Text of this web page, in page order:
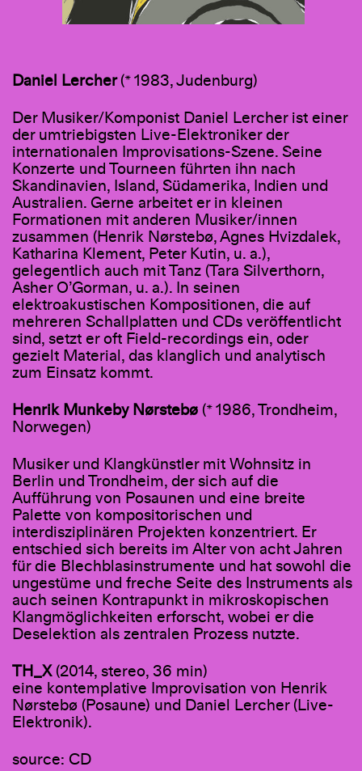
Daniel Lercher(* 1983, Judenburg)
Der Musiker/Komponist Daniel Lercher ist einer
der umtriebigsten Live-Elektroniker der
internationalen Improvisations-Szene. Seine
Konzerte und Tourneen führten ihn nach
Skandinavien, Island, Südamerika, Indien und
Australien. Gerne arbeitet er in kleinen
Formationen mit anderen Musiker/innen
zusammen (Henrik Nørstebø, Agnes Hvizdalek,
Katharina Klement, Peter Kutin, u. a.),
gelegentlich auch mit Tanz (Tara Silverthorn,
Asher O’Gorman, u. a.). In seinen
elektroakustischen Kompositionen, die auf
mehreren Schallplatten und CDs veröffentlicht
sind, setzt er oft Field-recordings ein, oder
gezielt Material, das klanglich und analytisch
zum Einsatz kommt.
Henrik Munkeby Nørstebø (* 1986, Trondheim,
Norwegen)
Musiker und Klangkünstler mit Wohnsitz in
Berlin und Trondheim, der sich auf die
Aufführung von Posaunen und eine breite
Palette von kompositorischen und
interdisziplinären Projekten konzentriert. Er
entschied sich bereits im Alter von acht Jahren
für die Blechblasinstrumente und hat sowohl die
ungestüme und freche Seite des Instruments als
auch seinen Kontrapunkt in mikroskopischen
Klangmöglichkeiten erforscht, wobei er die
Deselektion als zentralen Prozess nutzte.
TH_X(2014, stereo, 36 min)
eine kontemplative Improvisation von Henrik
Nørstebø (Posaune) und Daniel Lercher (Live-
Elektronik).
source: CD